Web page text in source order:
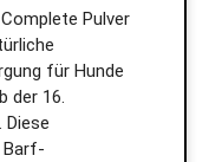
Pulver
für Hunde
der 16.
Diese
Barf-